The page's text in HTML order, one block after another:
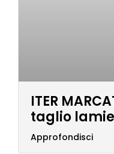
ITER
taglio
Approfondisci